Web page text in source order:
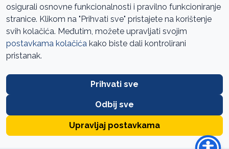
Pristup informacijama
Mapa sajta
Oglasi
FAQ
osigurali osnovne funkcionalnosti i pravilno funkcioniranje
stranice. Klikom na "Prihvati sve" pristajete na korištenje
svih kolačića. Međutim, možete upravljati svojim
postavkama kolačića kako biste dali kontrolirani
pristanak.
Prihvati sve
Odbij sve
Upravljaj postavkama